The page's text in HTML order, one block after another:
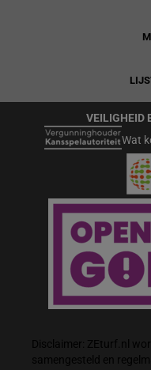
VEILIGHEID
Wat
Disclaimer: ZEturf.nl
samengesteld en